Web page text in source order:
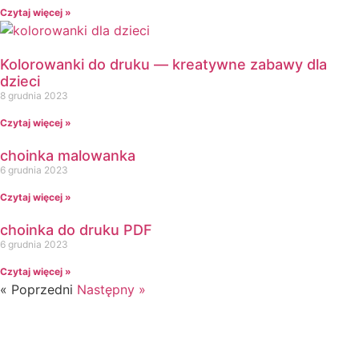
Czytaj więcej »
Kolorowanki do druku — kreatywne zabawy dla
dzieci
8 grudnia 2023
Czytaj więcej »
choinka malowanka
6 grudnia 2023
Czytaj więcej »
choinka do druku PDF
6 grudnia 2023
Czytaj więcej »
« Poprzedni Następny »